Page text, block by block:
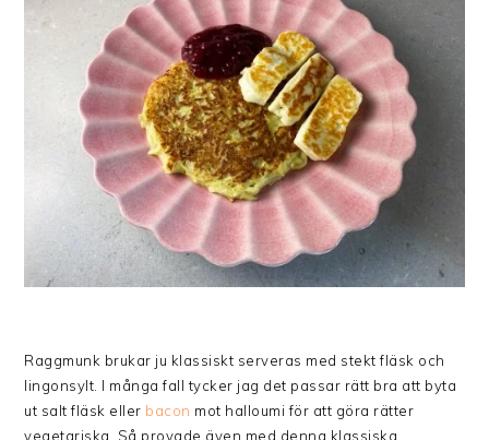
Raggmunk brukar ju klassiskt serveras med stekt fläsk och
lingonsylt. I många fall tycker jag det passar rätt bra att byta
ut salt fläsk eller bacon mot halloumi för att göra rätter
vegetariska. Så provade även med denna klassiska